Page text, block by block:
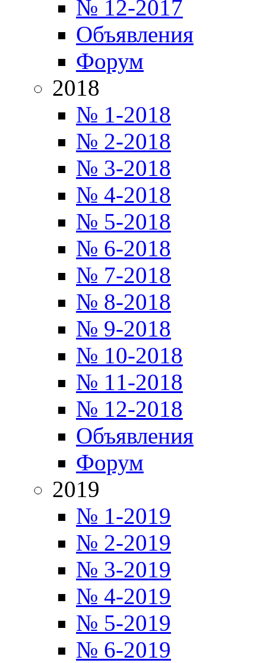
№ 12-2017
Объявления
Форум
2018
№ 1-2018
№ 2-2018
№ 3-2018
№ 4-2018
№ 5-2018
№ 6-2018
№ 7-2018
№ 8-2018
№ 9-2018
№ 10-2018
№ 11-2018
№ 12-2018
Объявления
Форум
2019
№ 1-2019
№ 2-2019
№ 3-2019
№ 4-2019
№ 5-2019
№ 6-2019